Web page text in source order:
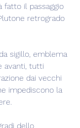
fatto il passaggio
retrogrado
sigillo, emblema
avanti, tutti
dai vecchi
impediscono la
dello